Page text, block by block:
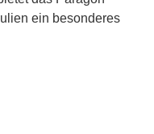
ein besonderes